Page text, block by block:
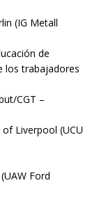
(IG Metall
de
los trabajadores
CGT –
Liverpool (UCU
Ford